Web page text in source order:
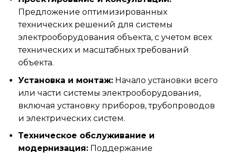
Предложение оптимизированных
технических решений для системы
электрооборудования объекта, с учетом всех
технических и масштабных требований
объекта.
Установка и монтаж:Начало установки всего
или части системы электрооборудования,
включая установку приборов, трубопроводов
и электрических систем.
Техническое обслуживание и
модернизация:Поддержание